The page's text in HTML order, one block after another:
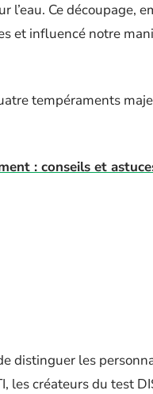
Ce découpage,
et influencé notre
tempéraments
: conseils et
distinguer les
les créateurs du test